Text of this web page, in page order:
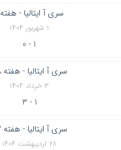
سری آ ایتالیا - هفته 1
۱ شهریور ۱۴۰۴
1 - 0
سری آ ایتالیا - هفته 38
۳ خرداد ۱۴۰۴
1 - 3
سری آ ایتالیا - هفته 37
۲۸ اردیبهشت ۱۴۰۴